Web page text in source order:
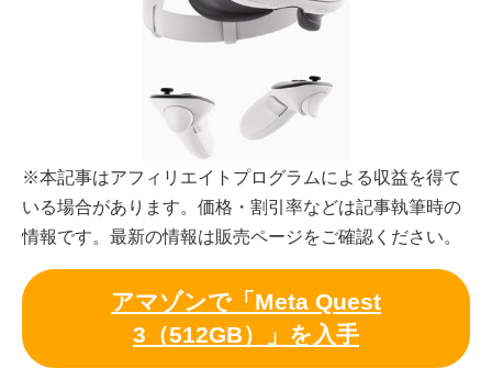
※本記事はアフィリエイトプログラムによる収益を得て
いる場合があります。価格・割引率などは記事執筆時の
情報です。最新の情報は販売ページをご確認ください。
アマゾンで「Meta Quest
3（512GB）」を入手